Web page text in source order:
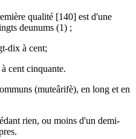
qualité [140] est d'une
deunums (1) ;
dix à cent;
cent cinquante.
(muteârifè), en long et en
rien, ou moins d'un demi-